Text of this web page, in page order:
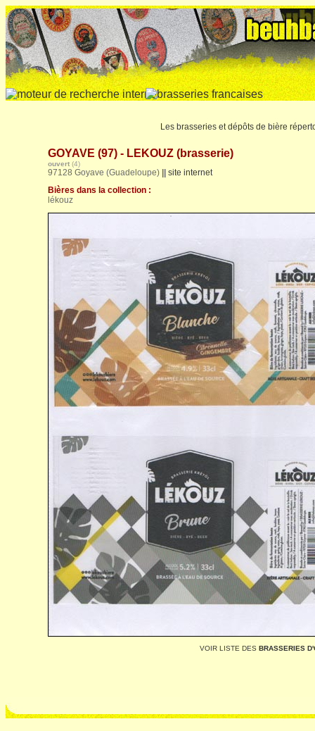
Les brasseries et dépôts de bière
GOYAVE (97) - LEKOUZ (brasserie)
ouvert (4)
97128 Goyave (Guadeloupe)
site internet
Bières dans la collection :
lékouz
VOIR LISTE DES BRASSERIES